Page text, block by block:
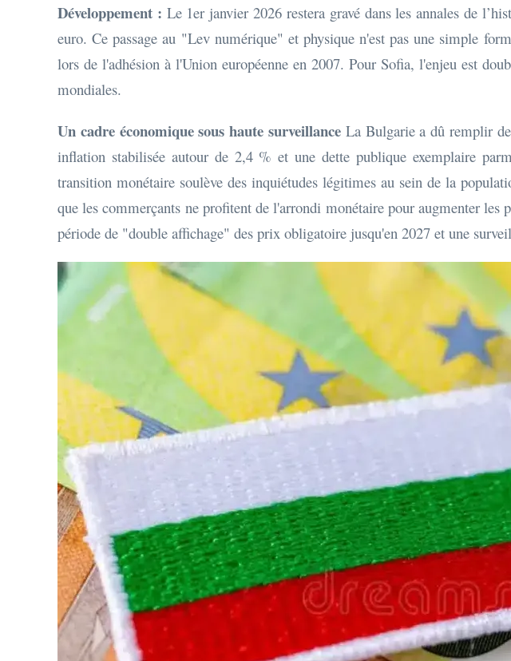
Développement : Le 1er janvier 2026 restera gravé dans les annales de
euro. Ce passage au "Lev numérique" et physique n'est pas une simple
lors de l'adhésion à l'Union européenne en 2007. Pour Sofia, l'enjeu est
mondiales.
Un cadre économique sous haute surveillance La Bulgarie a dû remplir
inflation stabilisée autour de 2,4 % et une dette publique exemplaire
transition monétaire soulève des inquiétudes légitimes au sein de la
que les commerçants ne profitent de l'arrondi monétaire pour augmenter
période de "double affichage" des prix obligatoire jusqu'en 2027 et une